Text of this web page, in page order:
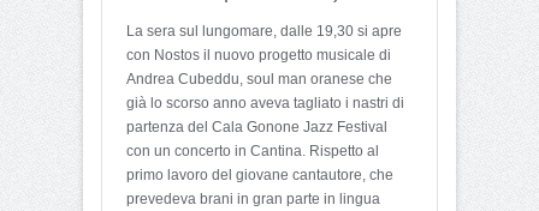
La sera sul lungomare, dalle 19,30 si apre
con Nostos il nuovo progetto musicale di
Andrea Cubeddu, soul man oranese che
già lo scorso anno aveva tagliato i nastri di
partenza del Cala Gonone Jazz Festival
con un concerto in Cantina. Rispetto al
primo lavoro del giovane cantautore, che
prevedeva brani in gran parte in lingua